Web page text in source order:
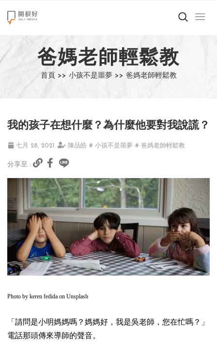
來點正能量
世界在想什麼
創造美好生活
影片專區
關於我們
爸媽老師輕鬆教
首頁 >> 小孩不是噩夢 >> 爸媽老師輕鬆教
我的孩子在想什麼？為什麼他要對我說謊？
七月 28, 2021 陳品皓 # 小孩不是噩夢 # 爸媽老師輕鬆教
分享至 :
Photo by keren fedida on Unsplash
「請問是小明媽媽嗎？媽媽好，我是吳老師，您在忙嗎？」
電話那頭傳來導師的聲音。